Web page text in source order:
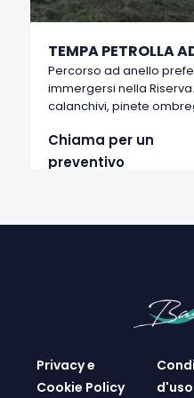
TEMPA PETROLLA
Percorso ad anello
immergersi nella
calanchivi, pinete
Petrolla. Presenti nelle
d’acqua come quello di
zaino idrico o doppia
Chiama per un
preventivo
Privacy e
Cookie Policy
d'uso